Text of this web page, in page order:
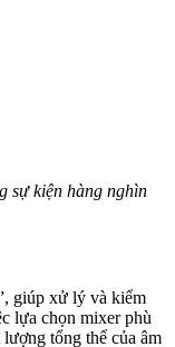
sự kiện hàng nghìn
giúp xử lý và kiểm
lựa chọn mixer phù
tổng thể của âm